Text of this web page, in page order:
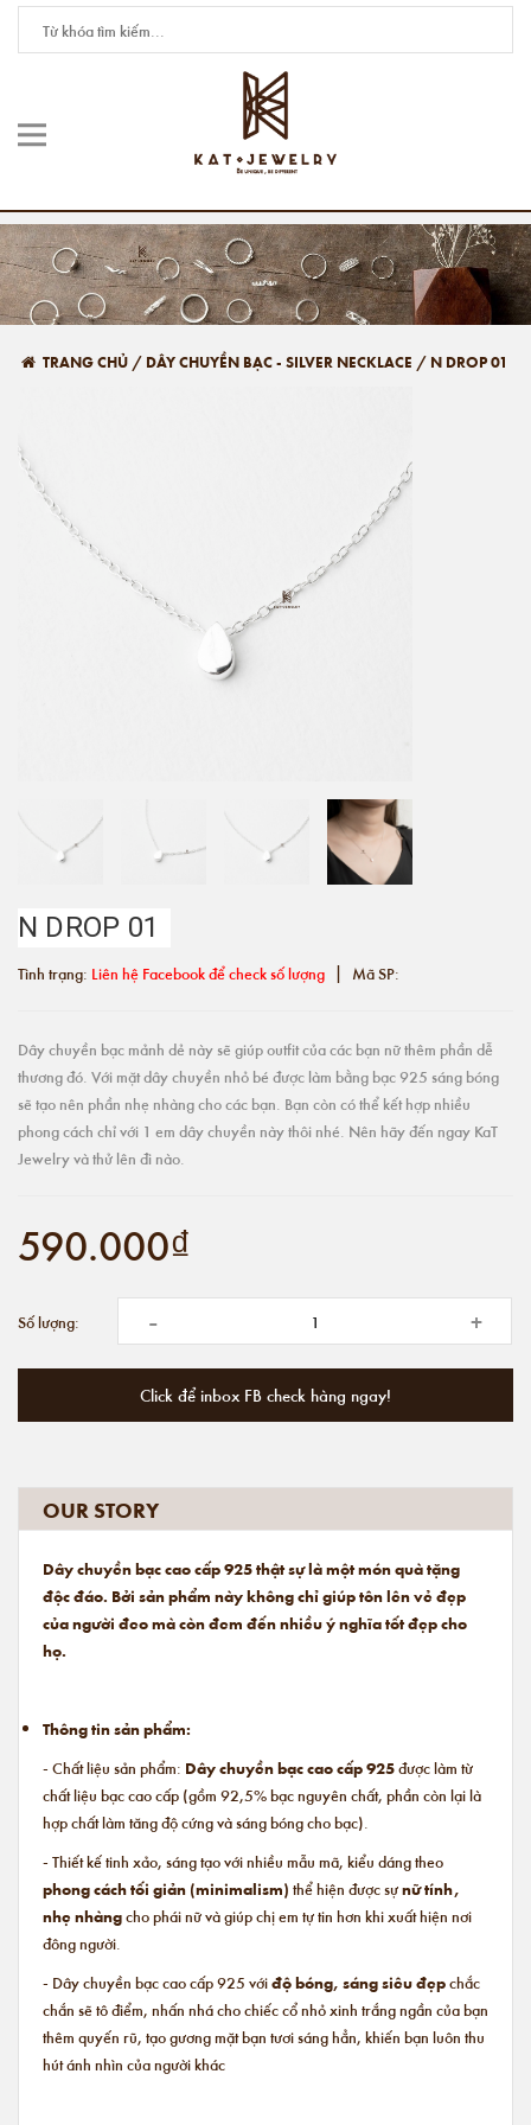
TRANG CHỦ / DÂY CHUYỀN BẠC - SILVER NECKLACE / N DROP 01
N DROP 01
Tình trạng: Liên hệ Facebook để check số lượng | Mã SP:
Dây chuyền bạc mảnh dẻ này sẽ giúp outfit của các bạn nữ thêm phần dễ
thương đó. Với mặt dây chuyền nhỏ bé được làm bằng bạc 925 sáng bóng
sẽ tạo nên phần nhẹ nhàng cho các bạn. Bạn còn có thể kết hợp nhiều
phong cách chỉ với 1 em dây chuyền này thôi nhé. Nên hãy đến ngay KaT
Jewelry và thử lên đi nào.
590.000₫
Số lượng: - +
Click để inbox FB check hàng ngay!
OUR STORY
Dây chuyền bạc cao cấp 925 thật sự là một món quà tặng
độc đáo. Bởi sản phẩm này không chỉ giúp tôn lên vẻ đẹp
của người đeo mà còn đem đến nhiều ý nghĩa tốt đẹp cho
họ.
Thông tin sản phẩm:
- Chất liệu sản phẩm: Dây chuyền bạc cao cấp 925được làm từ
chất liệu bạc cao cấp (gồm 92,5% bạc nguyên chất, phần còn lại là
hợp chất làm tăng độ cứng và sáng bóng cho bạc).
- Thiết kế tinh xảo, sáng tạo với nhiều mẫu mã, kiểu dáng theo
phong cách tối giản (minimalism) thể hiện được sựnữ tính,
nhẹ nhàngcho phái nữ và giúp chị em tự tin hơn khi xuất hiện nơi
đông người.
- Dây chuyền bạc cao cấp 925 vớiđộ bóng, sáng siêu đẹpchắc
chắn sẽ tô điểm, nhấn nhá cho chiếc cổ nhỏ xinh trắng ngần của bạn
thêm quyến rũ, tạo gương mặt bạn tươi sáng hẳn, khiến bạn luôn thu
hút ánh nhìn của người khác